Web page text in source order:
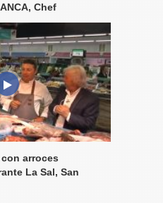
Chef
arroces
La Sal, San